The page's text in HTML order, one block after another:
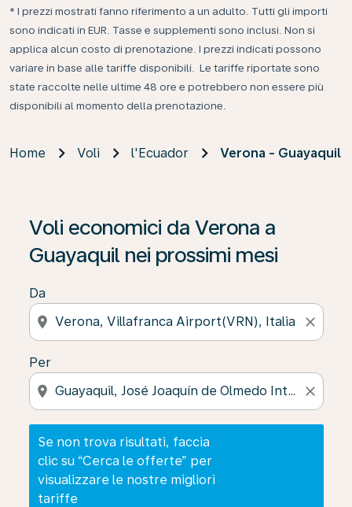
* I prezzi mostrati fanno riferimento a un adulto. Tutti gli importi
sono indicati in EUR. Tasse e supplementi sono inclusi. Non si
applica alcun costo di prenotazione. I prezzi indicati possono
variare in base alle tariffe disponibili. Le tariffe riportate sono
state raccolte nelle ultime 48 ore e potrebbero non essere più
disponibili al momento della prenotazione.
Home Voli l'Ecuador Verona - Guayaquil
Voli economici da Verona a
Guayaquil nei prossimi mesi
Da
location_on close
Per
location_on close
Se non trova risultati, faccia
clic su “Cerca le offerte” per
visualizzare le nostre migliori
tariffe
Se non trova risultati, faccia clic su “Cerca le offerte”